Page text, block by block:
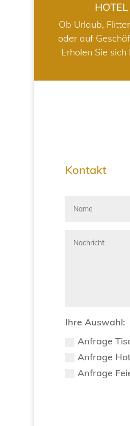
HOTEL
Ob Urlaub,
oder auf
Erholen Sie sich
Kontakt
Ihre Auswahl:
Anfrage
Anfrage
Anfrage